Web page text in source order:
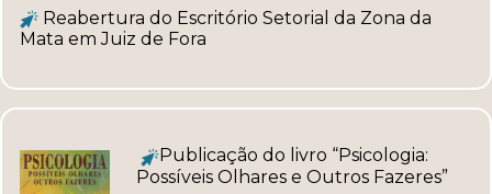
Reabertura do Escritório Setorial da Zona da
Mata em Juiz de Fora
Publicação do livro “Psicologia:
Possíveis Olhares e Outros Fazeres”